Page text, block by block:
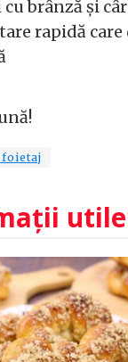
foietaj